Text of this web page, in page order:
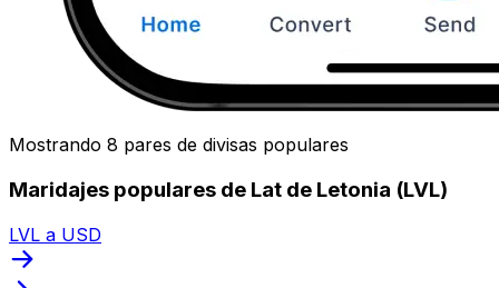
Mostrando 8 pares de divisas populares
Maridajes populares de Lat de Letonia (LVL)
LVL a USD